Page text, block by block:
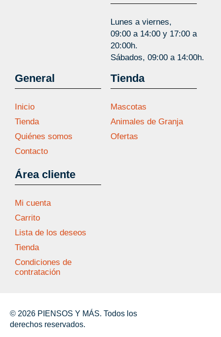
Lunes a viernes,
09:00 a 14:00 y 17:00 a
20:00h.
Sábados, 09:00 a 14:00h.
General
Inicio
Tienda
Quiénes somos
Contacto
Área cliente
Mi cuenta
Carrito
Lista de los deseos
Tienda
Condiciones de
contratación
Tienda
Mascotas
Animales de Granja
Ofertas
© 2026 PIENSOS Y MÁS. Todos los
derechos reservados.